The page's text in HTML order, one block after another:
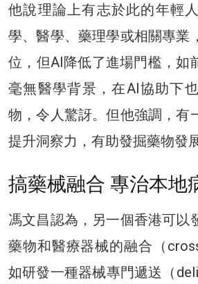
他說理論上有志於此的年輕
學、醫學、藥理學或相關專業
位，但AI降低了進場門檻，如
毫無醫學背景，在AI協助下
物，令人驚訝。但他強調，有
提升洞察力，有助發掘藥物發
搞藥械融合 專治本地
馮文昌認為，另一個香港可以
藥物和醫療器械的融合（
如研發一種器械專門遞送（